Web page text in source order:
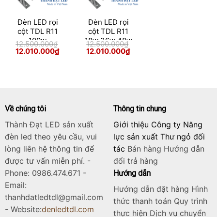
Đèn LED rọi
cột TDL R11
100w
12.500.000₫
Giá
gốc
12.010.000₫Giá
Đèn LED rọi
cột TDL R11
18w 36w 48w
100w
12.500.000₫
Giá
gốc
12.010.000₫Giá
Về chúng tôi
Thành Đạt LED sản xuất
đèn led theo yêu cầu, vui
lòng liên hệ thông tin để
được tư vấn miễn phí. -
Phone: 0986.474.671 -
Email:
thanhdatledtdl@gmail.com
- Website:denledtdl.com
Thông tin chung
Giới thiệu Công ty Năng
lực sản xuất Thư ngỏ đối
tác Bán hàng Hướng dẫn
đổi trả hàng
Hướng dẫn
Hướng dẫn đặt hàng Hình
thức thanh toán Quy trình
thực hiện Dịch vụ chuyển